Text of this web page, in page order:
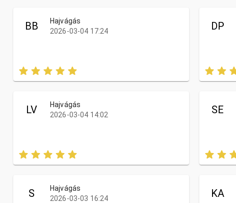
BB
Hajvágás
2026-03-04 17:24
DP
LV
Hajvágás
2026-03-04 14:02
SE
S
Hajvágás
2026-03-03 16:24
KA